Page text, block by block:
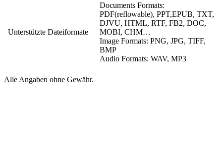
Unterstützte Dateiformate
Documents Formats:
PDF(reflowable), PPT,EPUB, TXT,
DJVU, HTML, RTF, FB2, DOC,
MOBI, CHM…
Image Formats: PNG, JPG, TIFF,
BMP
Audio Formats: WAV, MP3
Alle Angaben ohne Gewähr.